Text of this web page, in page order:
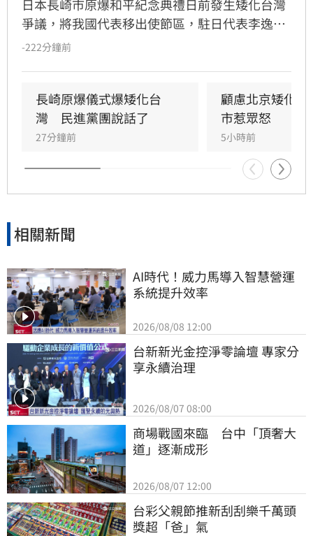
日本長崎市原爆和平紀念典禮日前發生矮化台灣
爭議，將我國代表移出使節區，駐日代表李逸洋
拒絕出席以捍衛國格。民進黨發言人林楚茵對此
隙。林楚茵強調，台灣始終致力於維護世界和
平，台日關係深厚，不該因外力介入受影響。
-222分鐘前
長崎原爆儀式爆矮化台
灣　民進黨團說話了
27分鐘前
顧慮北京矮化
市惹眾怒
5小時前
相關新聞
AI時代！威力馬導入智慧營運
系統提升效率
2026/08/08 12:00
台新新光金控淨零論壇 專家分
享永續治理
2026/08/07 08:00
商場戰國來臨　台中「頂奢大
道」逐漸成形
2026/08/07 12:00
台彩父親節推新刮刮樂千萬頭
獎超「爸」氣